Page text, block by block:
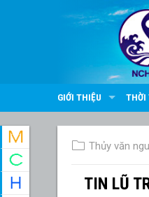
GIỚI THIỆU THỜI
Thủy văn
TIN LŨ